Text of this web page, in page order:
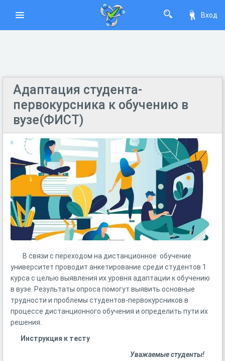
Вход
Адаптация студента-
первокурсника к обучению в
вузе(ФИСТ)
В связи с переходом на дистанционное обучение
университет проводит анкетирование среди студентов 1
курса с целью выявления их уровня адаптации к обучению
в вузе. Результаты опроса помогут выявить основные
трудности и проблемы студентов-первокурсников в
процессе дистанционного обучения и определить пути их
решения.
Инструкция к тесту
Уважаемые студенты!